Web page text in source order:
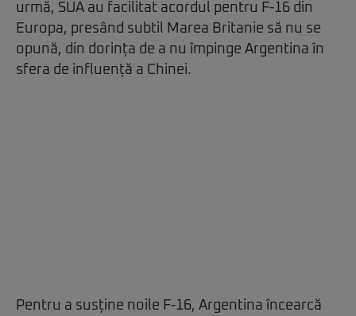
urmă, SUA au facilitat acordul pentru F-16 din
Europa, presând subtil Marea Britanie să nu se
opună, din dorința de a nu împinge Argentina în
sfera de influență a Chinei.
Pentru a susține noile F-16, Argentina încearcă